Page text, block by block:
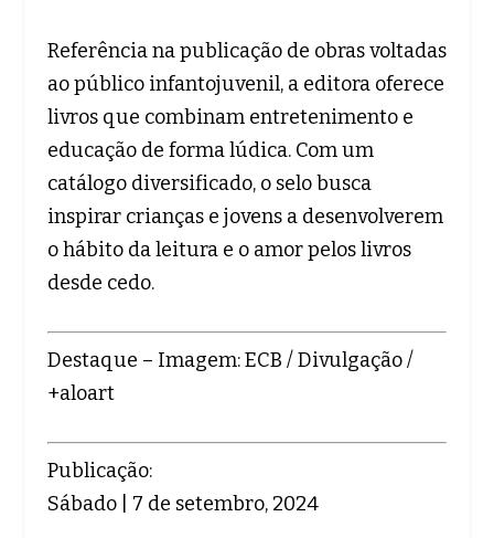
Referência na publicação de obras voltadas
ao público infantojuvenil, a editora oferece
livros que combinam entretenimento e
educação de forma lúdica. Com um
catálogo diversificado, o selo busca
inspirar crianças e jovens a desenvolverem
o hábito da leitura e o amor pelos livros
desde cedo.
Destaque – Imagem: ECB / Divulgação /
+aloart
Publicação:
Sábado | 7 de setembro, 2024